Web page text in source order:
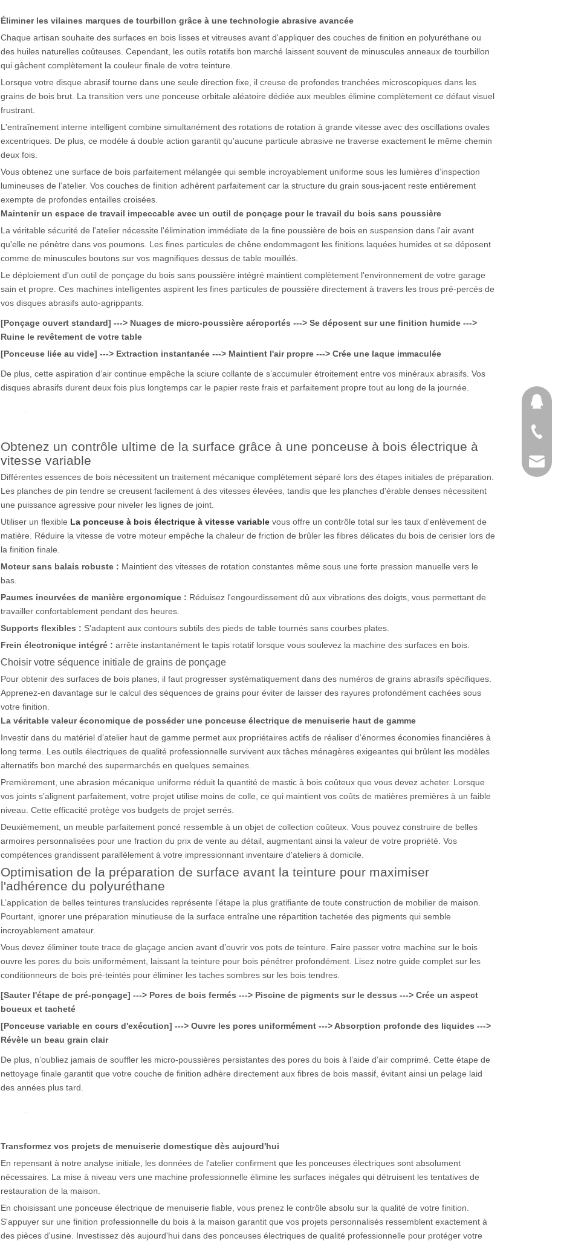
Éliminer les vilaines marques de tourbillon grâce à une technologie abrasive avancée
Chaque artisan souhaite des surfaces en bois lisses et vitreuses avant d'appliquer des couches de finition en polyuréthane ou
des huiles naturelles coûteuses. Cependant, les outils rotatifs bon marché laissent souvent de minuscules anneaux de tourbillon
qui gâchent complètement la couleur finale de votre teinture.
Lorsque votre disque abrasif tourne dans une seule direction fixe, il creuse de profondes tranchées microscopiques dans les
grains de bois brut. La transition vers une ponceuse orbitale aléatoire dédiée aux meubles élimine complètement ce défaut visuel
frustrant.
L'entraînement interne intelligent combine simultanément des rotations de rotation à grande vitesse avec des oscillations ovales
excentriques. De plus, ce modèle à double action garantit qu'aucune particule abrasive ne traverse exactement le même chemin
deux fois.
Vous obtenez une surface de bois parfaitement mélangée qui semble incroyablement uniforme sous les lumières d’inspection
lumineuses de l’atelier. Vos couches de finition adhèrent parfaitement car la structure du grain sous-jacent reste entièrement
exempte de profondes entailles croisées.
Maintenir un espace de travail impeccable avec un outil de ponçage pour le travail du bois sans poussière
La véritable sécurité de l'atelier nécessite l'élimination immédiate de la fine poussière de bois en suspension dans l'air avant
qu'elle ne pénètre dans vos poumons. Les fines particules de chêne endommagent les finitions laquées humides et se déposent
comme de minuscules boutons sur vos magnifiques dessus de table mouillés.
Le déploiement d'un outil de ponçage du bois sans poussière intégré maintient complètement l'environnement de votre garage
sain et propre. Ces machines intelligentes aspirent les fines particules de poussière directement à travers les trous pré-percés de
vos disques abrasifs auto-agrippants.
[Ponçage ouvert standard] ---> Nuages de micro-poussière aéroportés ---> Se déposent sur une finition humide --->
Ruine le revêtement de votre table
[Ponceuse liée au vide] ---> Extraction instantanée ---> Maintient l'air propre ---> Crée une laque immaculée
De plus, cette aspiration d’air continue empêche la sciure collante de s’accumuler étroitement entre vos minéraux abrasifs. Vos
disques abrasifs durent deux fois plus longtemps car le papier reste frais et parfaitement propre tout au long de la journée.
Obtenez un contrôle ultime de la surface grâce à une ponceuse à bois électrique à
vitesse variable
Différentes essences de bois nécessitent un traitement mécanique complètement séparé lors des étapes initiales de préparation.
Les planches de pin tendre se creusent facilement à des vitesses élevées, tandis que les planches d'érable denses nécessitent
une puissance agressive pour niveler les lignes de joint.
Utiliser un flexible La ponceuse à bois électrique à vitesse variable vous offre un contrôle total sur les taux d'enlèvement de
matière. Réduire la vitesse de votre moteur empêche la chaleur de friction de brûler les fibres délicates du bois de cerisier lors de
la finition finale.
Moteur sans balais robuste : Maintient des vitesses de rotation constantes même sous une forte pression manuelle vers le
bas.
Paumes incurvées de manière ergonomique : Réduisez l'engourdissement dû aux vibrations des doigts, vous permettant de
travailler confortablement pendant des heures.
Supports flexibles : S'adaptent aux contours subtils des pieds de table tournés sans courbes plates.
Frein électronique intégré : arrête instantanément le tapis rotatif lorsque vous soulevez la machine des surfaces en bois.
Choisir votre séquence initiale de grains de ponçage
Pour obtenir des surfaces de bois planes, il faut progresser systématiquement dans des numéros de grains abrasifs spécifiques.
Apprenez-en davantage sur le calcul des séquences de grains pour éviter de laisser des rayures profondément cachées sous
votre finition.
La véritable valeur économique de posséder une ponceuse électrique de menuiserie haut de gamme
Investir dans du matériel d’atelier haut de gamme permet aux propriétaires actifs de réaliser d’énormes économies financières à
long terme. Les outils électriques de qualité professionnelle survivent aux tâches ménagères exigeantes qui brûlent les modèles
alternatifs bon marché des supermarchés en quelques semaines.
Premièrement, une abrasion mécanique uniforme réduit la quantité de mastic à bois coûteux que vous devez acheter. Lorsque
vos joints s’alignent parfaitement, votre projet utilise moins de colle, ce qui maintient vos coûts de matières premières à un faible
niveau. Cette efficacité protège vos budgets de projet serrés.
Deuxièmement, un meuble parfaitement poncé ressemble à un objet de collection coûteux. Vous pouvez construire de belles
armoires personnalisées pour une fraction du prix de vente au détail, augmentant ainsi la valeur de votre propriété. Vos
compétences grandissent parallèlement à votre impressionnant inventaire d'ateliers à domicile.
Optimisation de la préparation de surface avant la teinture pour maximiser
l'adhérence du polyuréthane
L’application de belles teintures translucides représente l’étape la plus gratifiante de toute construction de mobilier de maison.
Pourtant, ignorer une préparation minutieuse de la surface entraîne une répartition tachetée des pigments qui semble
incroyablement amateur.
Vous devez éliminer toute trace de glaçage ancien avant d’ouvrir vos pots de teinture. Faire passer votre machine sur le bois
ouvre les pores du bois uniformément, laissant la teinture pour bois pénétrer profondément. Lisez notre guide complet sur les
conditionneurs de bois pré-teintés pour éliminer les taches sombres sur les bois tendres.
[Sauter l'étape de pré-ponçage] ---> Pores de bois fermés ---> Piscine de pigments sur le dessus ---> Crée un aspect
boueux et tacheté
[Ponceuse variable en cours d'exécution] ---> Ouvre les pores uniformément ---> Absorption profonde des liquides --->
Révèle un beau grain clair
De plus, n’oubliez jamais de souffler les micro-poussières persistantes des pores du bois à l’aide d’air comprimé. Cette étape de
nettoyage finale garantit que votre couche de finition adhère directement aux fibres de bois massif, évitant ainsi un pelage laid
des années plus tard.
Transformez vos projets de menuiserie domestique dès aujourd'hui
En repensant à notre analyse initiale, les données de l'atelier confirment que les ponceuses électriques sont absolument
nécessaires. La mise à niveau vers une machine professionnelle élimine les surfaces inégales qui détruisent les tentatives de
restauration de la maison.
En choisissant une ponceuse électrique de menuiserie fiable, vous prenez le contrôle absolu sur la qualité de votre finition.
S'appuyer sur une finition professionnelle du bois à la maison garantit que vos projets personnalisés ressemblent exactement à
des pièces d'usine. Investissez dès aujourd'hui dans des ponceuses électriques de qualité professionnelle pour protéger votre
+86-